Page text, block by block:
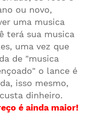
ou novo,
uma musica
terá sua musica
uma vez que
de "musica
o lance é
isso mesmo,
dinheiro.
é ainda maior!